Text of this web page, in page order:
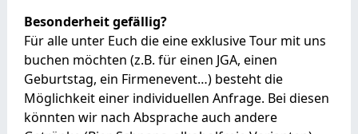
Besonderheit gefällig?
Für alle unter Euch die eine exklusive Tour mit uns
buchen möchten (z.B. für einen JGA, einen
Geburtstag, ein Firmenevent…) besteht die
Möglichkeit einer individuellen Anfrage. Bei diesen
könnten wir nach Absprache auch andere